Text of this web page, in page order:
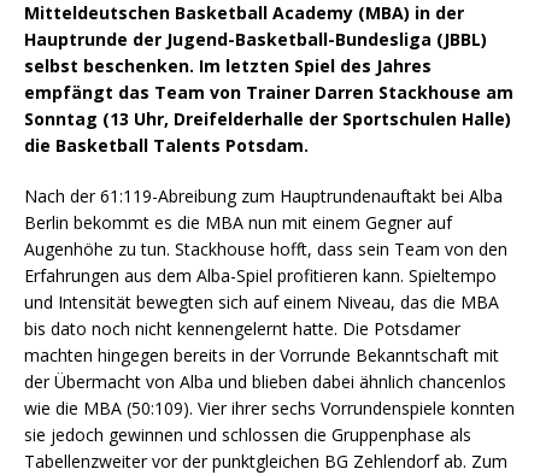
Mitteldeutschen Basketball Academy (MBA) in der
Hauptrunde der Jugend-Basketball-Bundesliga (JBBL)
selbst beschenken. Im letzten Spiel des Jahres
empfängt das Team von Trainer Darren Stackhouse am
Sonntag (13 Uhr, Dreifelderhalle der Sportschulen Halle)
die Basketball Talents Potsdam.
Nach der 61:119-Abreibung zum Hauptrundenauftakt bei Alba
Berlin bekommt es die MBA nun mit einem Gegner auf
Augenhöhe zu tun. Stackhouse hofft, dass sein Team von den
Erfahrungen aus dem Alba-Spiel profitieren kann. Spieltempo
und Intensität bewegten sich auf einem Niveau, das die MBA
bis dato noch nicht kennengelernt hatte. Die Potsdamer
machten hingegen bereits in der Vorrunde Bekanntschaft mit
der Übermacht von Alba und blieben dabei ähnlich chancenlos
wie die MBA (50:109). Vier ihrer sechs Vorrundenspiele konnten
sie jedoch gewinnen und schlossen die Gruppenphase als
Tabellenzweiter vor der punktgleichen BG Zehlendorf ab. Zum